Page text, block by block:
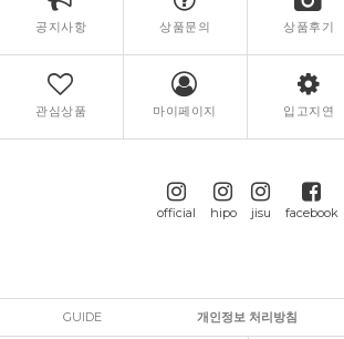
공지사항 상품문의 상품후기
관심상품 마이페이지 입고지연
official hipo jisu facebook
GUIDE 개인정보 처리방침